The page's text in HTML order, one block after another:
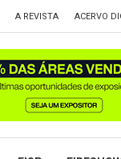
A REVISTA ACERVO